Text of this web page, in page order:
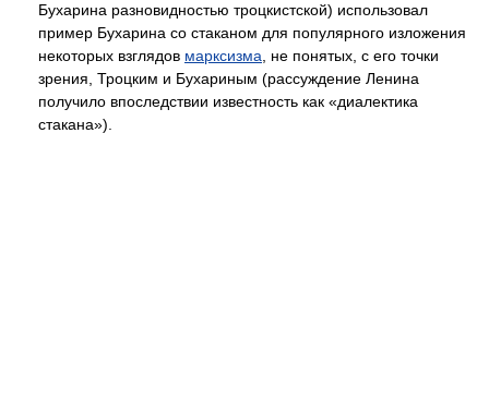
Бухарина разновидностью троцкистской) использовал
пример Бухарина со стаканом для популярного изложения
некоторых взглядов марксизма, не понятых, с его точки
зрения, Троцким и Бухариным (рассуждение Ленина
получило впоследствии известность как «диалектика
стакана»).